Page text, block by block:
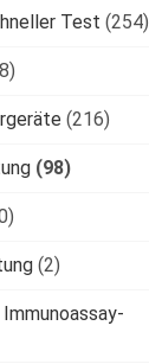
Test (254)
(216)
(98)
(2)